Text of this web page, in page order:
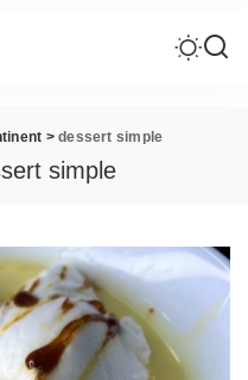
>dessert simple
simple